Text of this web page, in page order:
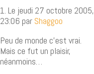
1. Le jeudi 27 octobre 2005,
23:06 par Shaggoo
Peu de monde c’est vrai.
Mais ce fut un plaisir,
néanmoins…